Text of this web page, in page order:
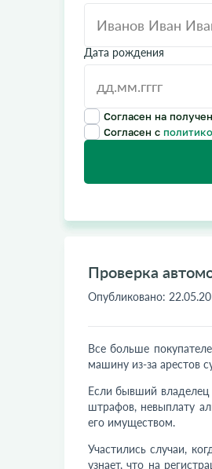
Дата рождения
Согласен на
Согласен с
Проверка
Опубликовано:
Все больше
машину из-за арестов
Если бывший владелец
штрафов, невыплату
его имуществом.
Участились случаи,
узнает, что на